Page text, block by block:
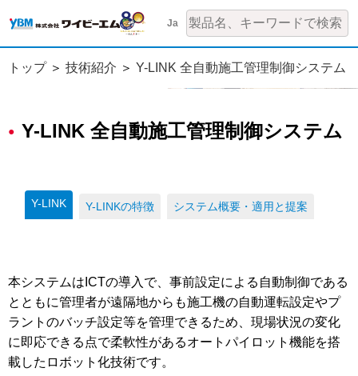
Ja
トップ 技術紹介 Y-LINK 全自動施工管理制御システム
Y-LINK 全自動施工管理制御システム
Y-LINK Y-LINKの特徴 システム概要・適用と提案
本システムはICTの導入で、事前設定による自動制御である
とともに管理者が遠隔地からも施工機の自動運転設定やプ
ラントのバッチ設定等を管理できるため、現場状況の変化
に即応できる点で柔軟性があるオートパイロット機能を搭
載したロボット化技術です。